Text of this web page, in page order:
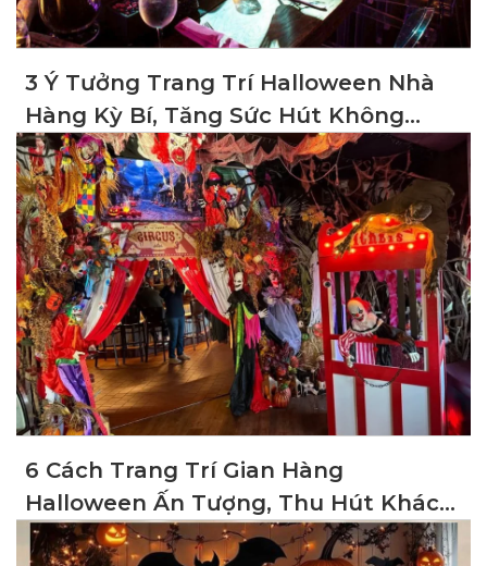
3 Ý Tưởng Trang Trí Halloween Nhà
Hàng Kỳ Bí, Tăng Sức Hút Không
Gian
6 Cách Trang Trí Gian Hàng
Halloween Ấn Tượng, Thu Hút Khách
Hàng